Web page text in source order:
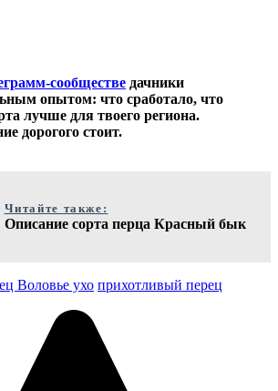
сообществе дачники
опытом: что сработало, что
лучше для твоего региона.
дорогого стоит.
Читайте также:
Описание сорта перца Красный бык
Воловье ухо прихотливый перец